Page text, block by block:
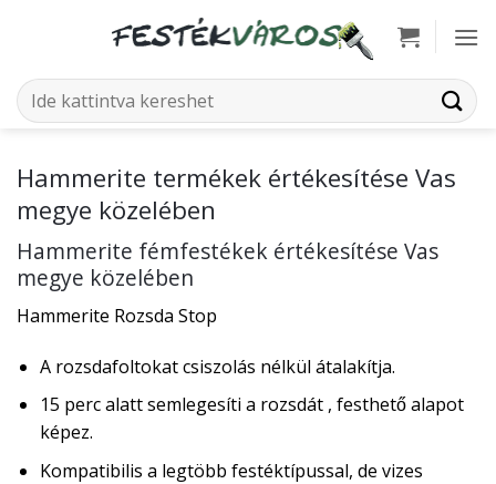
Keresés
a
Hammerite termékek értékesítése Vas
megye közelében
Hammerite fémfestékek értékesítése Vas
megye közelében
Hammerite Rozsda Stop
A rozsdafoltokat csiszolás nélkül átalakítja.
15 perc alatt semlegesíti a rozsdát , festhető alapot
képez.
Kompatibilis a legtöbb festéktípussal, de vizes